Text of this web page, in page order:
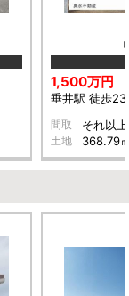
1,500万円
垂井駅 徒歩23
間取 それ以上
土地 368.79